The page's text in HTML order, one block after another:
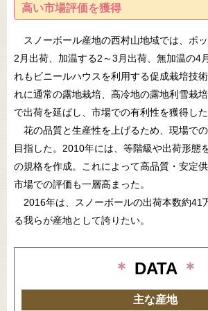
高い市場評価を獲得
スノーボール産地の西村山地域では、ポ
2月出荷、加温する2～3月出荷、無加温の4
れもビニールハウスを利用する促成栽培技
れに通常の露地栽培、高冷地の露地利雪栽
で出荷を延ばし、市場での有利性を獲得した
花の品質と生産性を上げるため、現場で
目指した。2010年には、等階級や出荷形態
の規格を作成。これによって高品質・安定供
市場での評価も一層高まった。
2016年は、スノーボールの出荷本数約41
る我らが産地として誇りたい。
＊ DATA ＊
主な産地